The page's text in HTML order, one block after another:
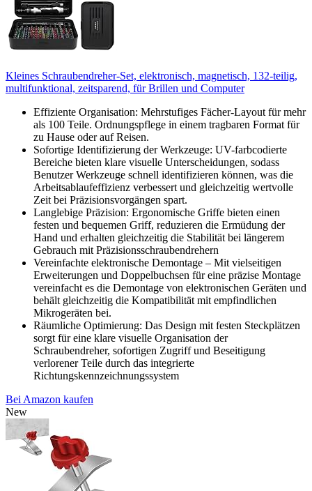
Kleines Schraubendreher-Set, elektronisch, magnetisch, 132-teilig,
multifunktional, zeitsparend, für Brillen und Computer
Effiziente Organisation: Mehrstufiges Fächer-Layout für mehr
als 100 Teile. Ordnungspflege in einem tragbaren Format für
zu Hause oder auf Reisen.
Sofortige Identifizierung der Werkzeuge: UV-farbcodierte
Bereiche bieten klare visuelle Unterscheidungen, sodass
Benutzer Werkzeuge schnell identifizieren können, was die
Arbeitsablaufeffizienz verbessert und gleichzeitig wertvolle
Zeit bei Präzisionsvorgängen spart.
Langlebige Präzision: Ergonomische Griffe bieten einen
festen und bequemen Griff, reduzieren die Ermüdung der
Hand und erhalten gleichzeitig die Stabilität bei längerem
Gebrauch mit Präzisionsschraubendrehern
Vereinfachte elektronische Demontage – Mit vielseitigen
Erweiterungen und Doppelbuchsen für eine präzise Montage
vereinfacht es die Demontage von elektronischen Geräten und
behält gleichzeitig die Kompatibilität mit empfindlichen
Mikrogeräten bei.
Räumliche Optimierung: Das Design mit festen Steckplätzen
sorgt für eine klare visuelle Organisation der
Schraubendreher, sofortigen Zugriff und Beseitigung
verlorener Teile durch das integrierte
Richtungskennzeichnungssystem
Bei Amazon kaufen
New